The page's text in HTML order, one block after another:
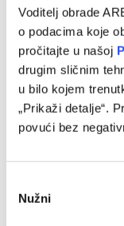
Voditelj obrade
o podacima koje
pročitajte u našoj
drugim sličnim
u bilo kojem
„Prikaži detalje“.
povući bez
Selection
Nužni
Novo lice na
01/10/2024
Bivši prvotimac
redovima
navodi, treninzima